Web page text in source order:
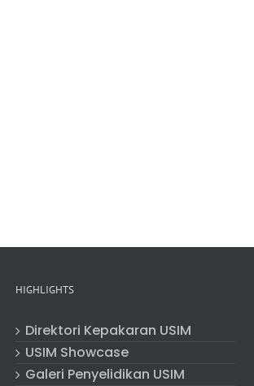
HIGHLIGHTS
Direktori Kepakaran USIM
USIM Showcase
Galeri Penyelidikan USIM